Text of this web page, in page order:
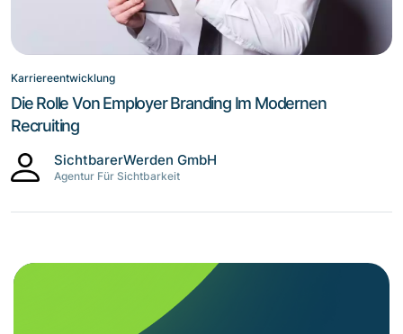
Karriereentwicklung
Die Rolle Von Employer Branding Im Modernen
Recruiting
SichtbarerWerden GmbH
Agentur Für Sichtbarkeit